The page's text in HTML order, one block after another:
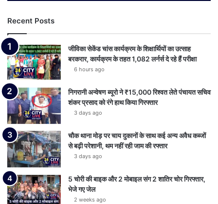
Recent Posts
जीविका सेकेंड चांस कार्यक्रम के शिक्षार्थियों का उत्साह
बरकरार, कार्यक्रम के तहत 1,082 लर्नर्स दे रहे हैं परीक्षा
6 hours ago
निगरानी अन्वेषण ब्यूरो ने ₹15,000 रिश्वत लेते पंचायत सचिव
शंकर प्रसाद को रंगे हाथ किया गिरफ्तार
3 days ago
चौक थाना मोड़ पर चाय दुकानों के साथ कई अन्य अवैध कब्जों
से बढ़ी परेशानी, थम नहीं रही जाम की रफ्तार
3 days ago
5 चोरी की बाइक और 2 मोबाइल संग 2 शातिर चोर गिरफ्तार,
भेजे गए जेल
2 weeks ago